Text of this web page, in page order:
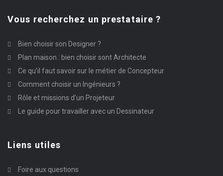
Vous recherchez un prestataire ?
Bien choisir son Designer ?
Plan maison : bien choisir sont Architecte
Ce qu’il faut savoir sur le métier de Concepteur
Comment choisir un Ingénieurs ?
Rôle et missions d’un Projeteur
Le guide pour travailler avec un Dessinateur
Liens utiles
Foire aux questions